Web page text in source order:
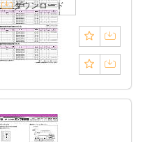
ダウンロード